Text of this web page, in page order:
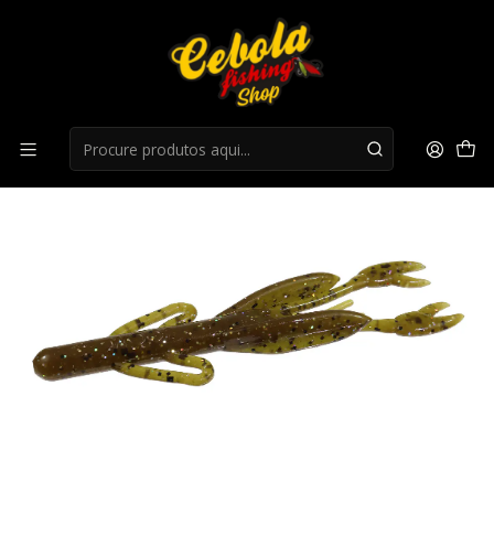
liquidação 25%
Amostra Zoom Baby Brush Hog - Green Pumpkin Magic